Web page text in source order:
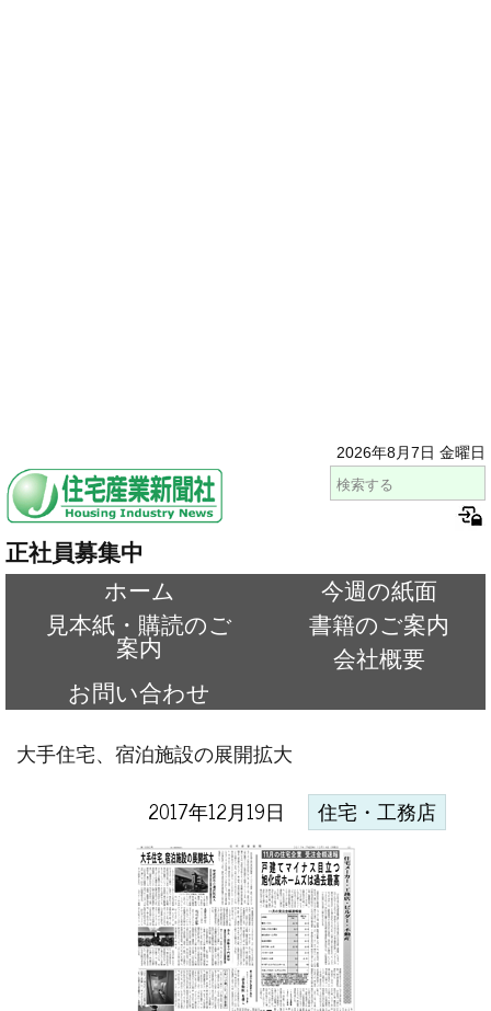
2026年8月7日 金曜日
正社員募集中
ホーム
今週の紙面
見本紙・購読のご
案内
書籍のご案内
会社概要
お問い合わせ
大手住宅、宿泊施設の展開拡大
2017年12月19日 住宅・工務店